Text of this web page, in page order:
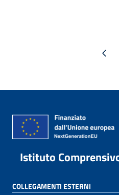
Pagina Pagina
Istituto
COLLEGAMENTI ESTERNI